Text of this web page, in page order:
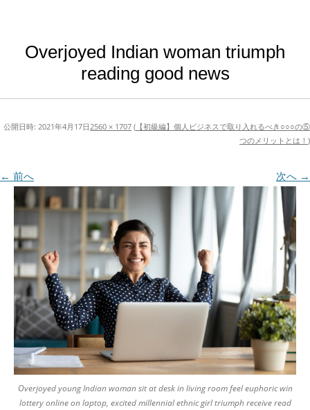
Overjoyed Indian woman triumph
reading good news
公開日時: 2021年4月17日2560 × 1707 ( 【初級編】個人ビジネスで取り入れるべき○○○の⑤
つのメリットとは！ )
← 前へ 次へ →
Overjoyed young Indian woman sit at desk in living room feel euphoric win
lottery online on laptop, excited millennial ethnic girl triumph receive read